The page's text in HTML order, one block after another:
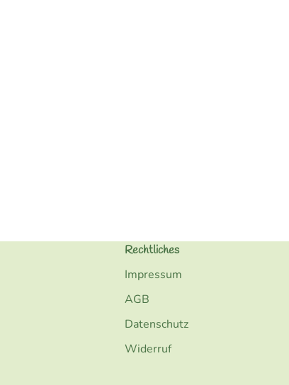
bio_kohlerkiste/
KohlerKiste/
Rechtliches
Impressum
AGB
Datenschutz
Widerruf